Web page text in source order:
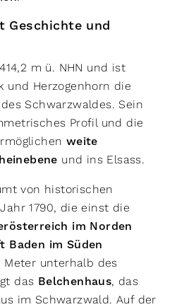
Geschichte und
m ü. NHN und ist
und Herzogenhorn die
Schwarzwaldes. Sein
Profil und die
weite
und ins Elsass.
von historischen
1790, die einst die
im Norden
Baden im Süden
Meter unterhalb des
das Belchenhaus, das
im Schwarzwald. Auf der